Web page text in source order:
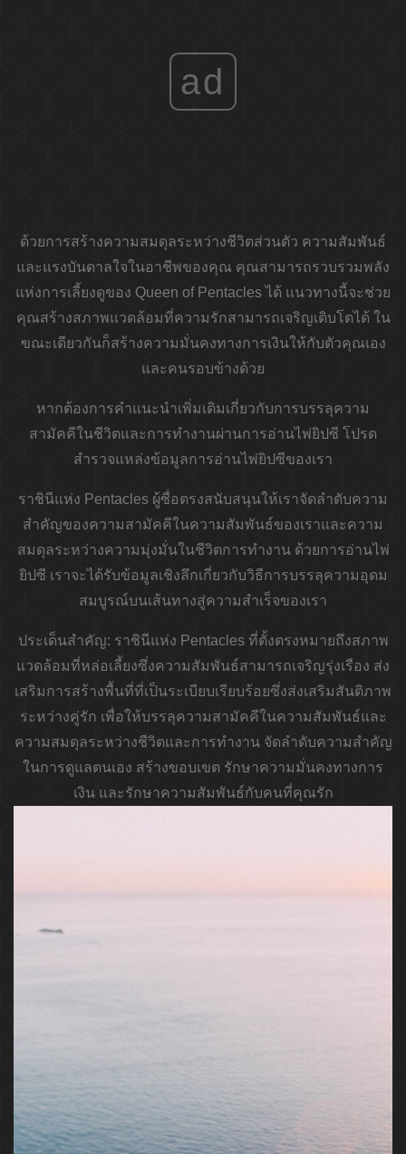
ad
ด้วยการสร้างความสมดุลระหว่างชีวิตส่วนตัว ความสัมพันธ์
และแรงบันดาลใจในอาชีพของคุณ คุณสามารถรวบรวมพลัง
แห่งการเลี้ยงดูของ Queen of Pentacles ได้ แนวทางนี้จะช่วย
คุณสร้างสภาพแวดล้อมที่ความรักสามารถเจริญเติบโตได้ ใน
ขณะเดียวกันก็สร้างความมั่นคงทางการเงินให้กับตัวคุณเอง
และคนรอบข้างด้วย
หากต้องการคำแนะนำเพิ่มเติมเกี่ยวกับการบรรลุความ
สามัคคีในชีวิตและการทำงานผ่านการอ่านไพ่ยิปซี โปรด
สำรวจแหล่งข้อมูลการอ่านไพ่ยิปซีของเรา
ราชินีแห่ง Pentacles ผู้ซื่อตรงสนับสนุนให้เราจัดลำดับความ
สำคัญของความสามัคคีในความสัมพันธ์ของเราและความ
สมดุลระหว่างความมุ่งมั่นในชีวิตการทำงาน ด้วยการอ่านไพ่
ยิปซี เราจะได้รับข้อมูลเชิงลึกเกี่ยวกับวิธีการบรรลุความอุดม
สมบูรณ์บนเส้นทางสู่ความสำเร็จของเรา
ประเด็นสำคัญ: ราชินีแห่ง Pentacles ที่ตั้งตรงหมายถึงสภาพ
แวดล้อมที่หล่อเลี้ยงซึ่งความสัมพันธ์สามารถเจริญรุ่งเรือง ส่ง
เสริมการสร้างพื้นที่ที่เป็นระเบียบเรียบร้อยซึ่งส่งเสริมสันติภาพ
ระหว่างคู่รัก เพื่อให้บรรลุความสามัคคีในความสัมพันธ์และ
ความสมดุลระหว่างชีวิตและการทำงาน จัดลำดับความสำคัญ
ในการดูแลตนเอง สร้างขอบเขต รักษาความมั่นคงทางการ
เงิน และรักษาความสัมพันธ์กับคนที่คุณรัก